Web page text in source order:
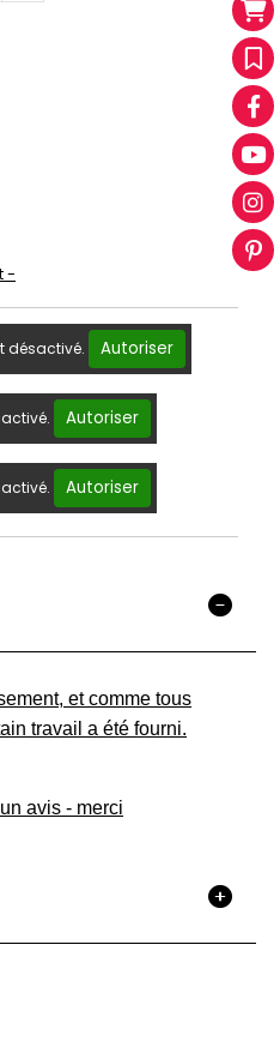
-
désactivé. Autoriser
Autoriser
Autoriser
et comme tous
travail a été fourni.
avis - merci